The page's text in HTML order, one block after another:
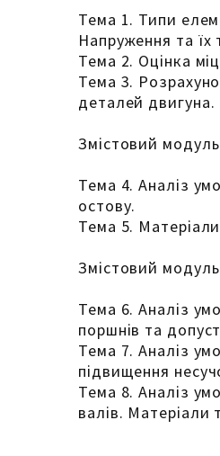
Тема 1. Типи
Напруження та їх
Тема 2. Оцінка
Тема 3.
деталей двигуна.
Змістовий
Тема 4. Аналіз
остову.
Тема 5.
Змістовий
Тема 6. Аналіз
поршнів та
Тема 7. Аналіз
підвищення
Тема 8. Аналіз
валів. Матеріали